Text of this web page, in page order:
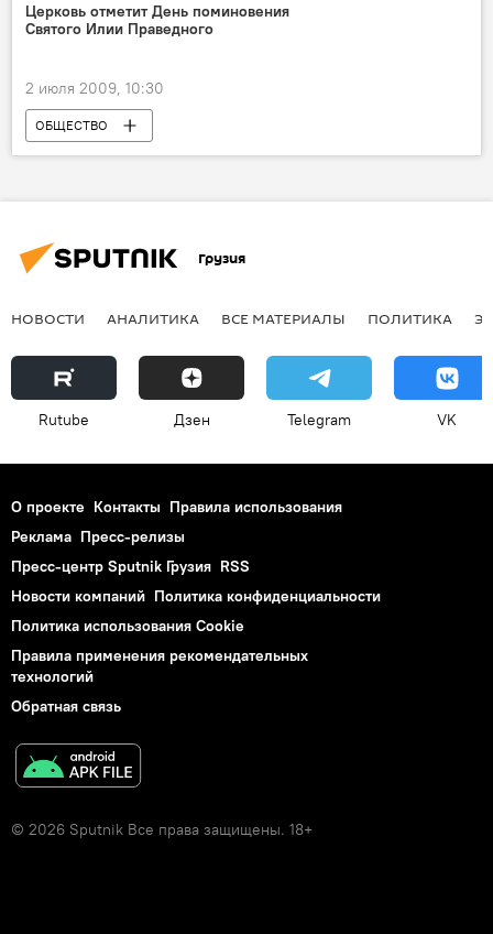
Церковь отметит День поминовения
Святого Илии Праведного
2 июля 2009, 10:30
ОБЩЕСТВО
Грузия
НОВОСТИ АНАЛИТИКА ВСЕ МАТЕРИАЛЫ ПОЛИТИКА
Rutube Дзен Telegram VK
О проекте Контакты Правила использования
Реклама Пресс-релизы
Пресс-центр Sputnik Грузия RSS
Новости компаний Политика конфиденциальности
Политика использования Cookie
Правила применения рекомендательных
технологий
Обратная связь
© 2026 Sputnik Все права защищены. 18+